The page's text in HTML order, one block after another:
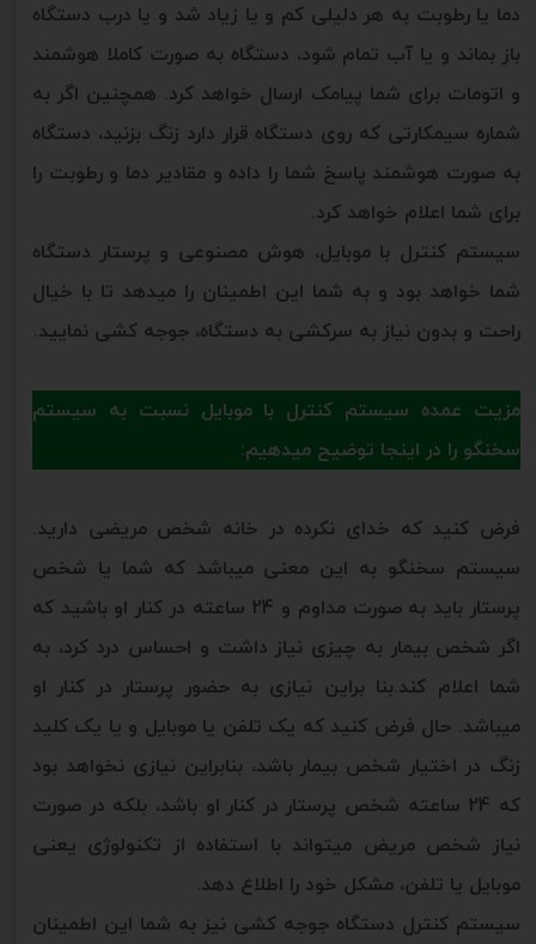
دما یا رطوبت به هر دلیلی کم و یا زیاد شد و یا درب دستگاه
باز بماند و یا آب تمام شود، دستگاه به صورت کاملا هوشمند
و اتومات برای شما پیامک ارسال خواهد کرد. همچنین اگر به
شماره سیمکارتی که روی دستگاه قرار دارد زنگ بزنید، دستگاه
به صورت هوشمند پاسخ شما را داده و مقادیر دما و رطوبت را
برای شما اعلام خواهد کرد.
سیستم کنترل با موبایل، هوش مصنوعی و پرستار دستگاه
شما خواهد بود و به شما این اطمینان را میدهد تا با خیال
راحت و بدون نیاز به سرکشی به دستگاه، جوجه کشی نمایید.
مزیت عمده سیستم کنترل با موبایل نسبت به سیستم
سخنگو را در اینجا توضیح میدهیم:
فرض کنید که خدای نکرده در خانه شخص مریضی دارید.
سیستم سخنگو به این معنی میباشد که شما یا شخص
پرستار باید به صورت مداوم و 24 ساعته در کنار او باشید که
اگر شخص بیمار به چیزی نیاز داشت و احساس درد کرد، به
شما اعلام کند.بنا براین نیازی به حضور پرستار در کنار او
میباشد. حال فرض کنید که یک تلفن یا موبایل و یا یک کلید
زنگ در اختیار شخص بیمار باشد، بنابراین نیازی نخواهد بود
که 24 ساعته شخص پرستار در کنار او باشد، بلکه در صورت
نیاز شخص مریض میتواند با استفاده از تکنولوژی یعنی
موبایل یا تلفن، مشکل خود را اطلاع دهد.
سیستم کنترل دستگاه جوجه کشی نیز به شما این اطمینان